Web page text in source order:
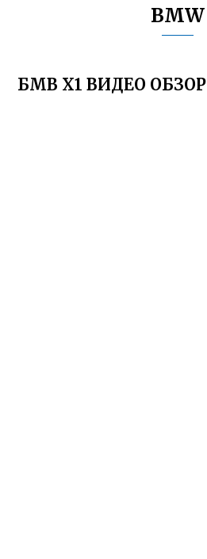
BMW
БМВ Х1 ВИДЕО ОБЗОР